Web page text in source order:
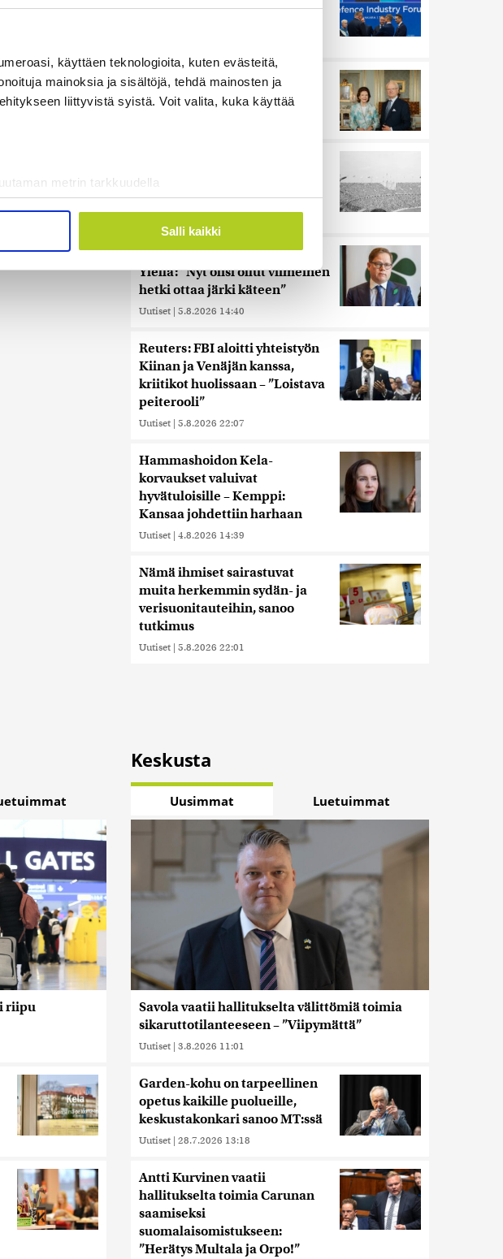
käyttäen teknologioita, kuten evästeitä,
mainoksia ja sisältöjä, tehdä mainosten ja
liittyvistä syistä. Voit valita, kuka käyttää
metrin tarkkuudella
(sormenjäljen muodostaminen)
asetuksesi
. Voit muuttaa
sosiaalisen median ominaisuuksien tukemiseen
Tietoja saatetaan myös siirtää ulkomaille.
Salli kaikki
Ruotsin kuningas vihkii
kalatien käyttöön Ylitorniolla
olympialaisissa, mitä pinnan
alla kyti
Lohi roimi Purran esitystä
Ylellä: ”Nyt olisi ollut viimeinen
hetki ottaa järki käteen”
Uutiset | 5.8.2026 14:40
Reuters: FBI aloitti yhteistyön
Kiinan ja Venäjän kanssa,
kriitikot huolissaan – ”Loistava
peiterooli”
Uutiset | 5.8.2026 22:07
Hammashoidon Kela-
korvaukset valuivat
hyvätuloisille – Kemppi:
Kansaa johdettiin harhaan
Uutiset | 4.8.2026 14:39
Nämä ihmiset sairastuvat
muita herkemmin sydän- ja
verisuonitauteihin, sanoo
tutkimus
Uutiset | 5.8.2026 22:01
riipu
Keskusta
Uusimmat Luetuimmat
Savola vaatii hallitukselta välittömiä toimia
sikaruttotilanteeseen – ”Viipymättä”
Uutiset | 3.8.2026 11:01
Garden-kohu on tarpeellinen
opetus kaikille puolueille,
keskustakonkari sanoo MT:ssä
Uutiset | 28.7.2026 13:18
Antti Kurvinen vaatii
hallitukselta toimia Carunan
saamiseksi
suomalaisomistukseen:
”Herätys Multala ja Orpo!”